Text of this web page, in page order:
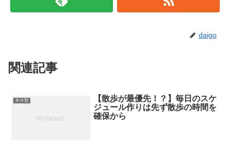
daigo
関連記事
未分類
【散歩が最優先！？】毎日のスケ
ジュール作りは先ず散歩の時間を
確保から